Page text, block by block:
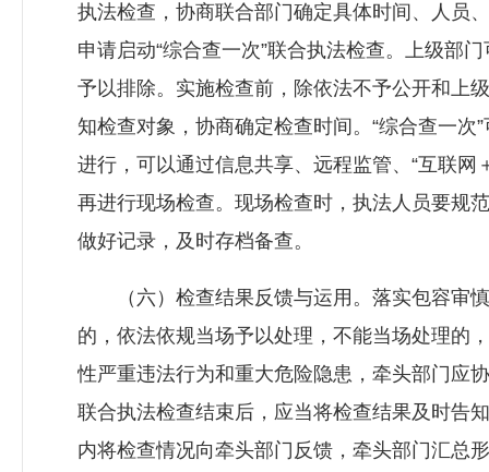
执法检查，协商联合部门确定具体时间、人员
申请启动“综合查一次”联合执法检查。上级部
予以排除。实施检查前，除依法不予公开和上
知检查对象，协商确定检查时间。“综合查一
进行，可以通过信息共享、远程监管、“互联
再进行现场检查。现场检查时，执法人员要规
做好记录，及时存档备查。
（六）检查结果反馈与运用。落实包容审慎
的，依法依规当场予以处理，不能当场处理的
性严重违法行为和重大危险隐患，牵头部门应
联合执法检查结束后，应当将检查结果及时告
内将检查情况向牵头部门反馈，牵头部门汇总